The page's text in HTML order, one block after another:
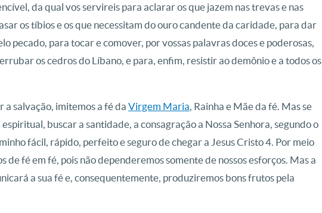
da qual vos servireis para aclarar os que jazem nas trevas e nas
os tíbios e os que necessitam do ouro candente da caridade, para dar
pecado, para tocar e comover, por vossas palavras doces e poderosas,
os cedros do Líbano, e para, enfim, resistir ao demônio e a todos os
a salvação, imitemos a fé da Virgem Maria, Rainha e Mãe da fé. Mas se
buscar a santidade, a consagração a Nossa Senhora, segundo o
fácil, rápido, perfeito e seguro de chegar a Jesus Cristo 4. Por meio
de fé em fé, pois não dependeremos somente de nossos esforços. Mas a
a sua fé e, consequentemente, produziremos bons frutos pela